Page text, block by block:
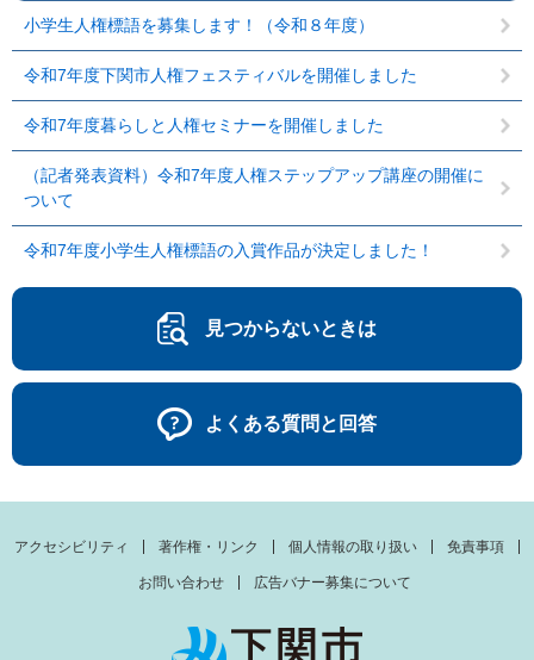
小学生人権標語を募集します！（令和８年度）
令和7年度下関市人権フェスティバルを開催しました
令和7年度暮らしと人権セミナーを開催しました
（記者発表資料）令和7年度人権ステップアップ講座の開催に
ついて
令和7年度小学生人権標語の入賞作品が決定しました！
見つからないときは
よくある質問と回答
アクセシビリティ 著作権・リンク 個人情報の取り扱い 免責事項
お問い合わせ 広告バナー募集について